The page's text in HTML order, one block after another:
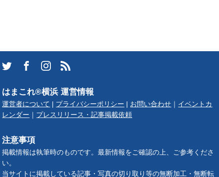
はまこれ®横浜 運営情報
運営者について | プライバシーポリシー | お問い合わせ ｜ イベントカ
レンダー ｜ プレスリリース・記事掲載依頼
注意事項
掲載情報は執筆時のものです。最新情報をご確認の上、ご参考くださ
い。
当サイトに掲載している記事・写真の切り取り等の無断加工・無断転